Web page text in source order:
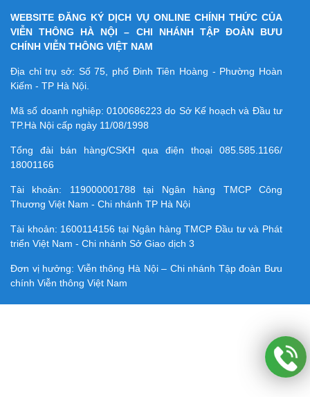
WEBSITE ĐĂNG KÝ DỊCH VỤ ONLINE CHÍNH THỨC CỦA
VIỄN THÔNG HÀ NỘI – CHI NHÁNH TẬP ĐOÀN BƯU
CHÍNH VIỄN THÔNG VIỆT NAM
Địa chỉ trụ sở: Số 75, phố Đinh Tiên Hoàng - Phường Hoàn
Kiếm - TP Hà Nội.
Mã số doanh nghiệp:0100686223 do Sở Kế hoạch và Đầu tư
TP.Hà Nội cấp ngày 11/08/1998
Tổng đài bán hàng/CSKH qua điện thoại 085.585.1166/
18001166
Tài khoản: 119000001788 tại Ngân hàng TMCP Công
Thương Việt Nam - Chi nhánh TP Hà Nội
Tài khoản: 1600114156 tại Ngân hàng TMCP Ðầu tư và Phát
triển Việt Nam - Chi nhánh Sở Giao dịch 3
Đơn vị hưởng: Viễn thông Hà Nội – Chi nhánh Tập đoàn Bưu
chính Viễn thông Việt Nam